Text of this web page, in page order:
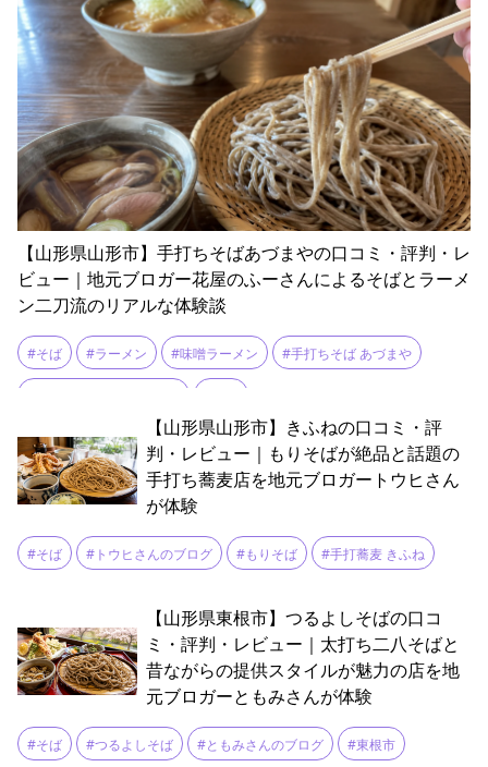
【山形県山形市】手打ちそばあづまやの口コミ・評判・レ
ビュー｜地元ブロガー花屋のふーさんによるそばとラーメ
ン二刀流のリアルな体験談
#そば #ラーメン #味噌ラーメン #手打ちそば あづまや
【山形県山形市】きふねの口コミ・評
判・レビュー｜もりそばが絶品と話題の
手打ち蕎麦店を地元ブロガートウヒさん
が体験
#そば #トウヒさんのブログ #もりそば #手打蕎麦 きふね
【山形県東根市】つるよしそばの口コ
ミ・評判・レビュー｜太打ち二八そばと
昔ながらの提供スタイルが魅力の店を地
元ブロガーともみさんが体験
#そば #つるよしそば #ともみさんのブログ #東根市